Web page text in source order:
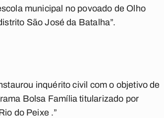
municipal no povoado de Olho
São José da Batalha”.
inquérito civil com o objetivo de
Bolsa Família titularizado por
do Peixe .”